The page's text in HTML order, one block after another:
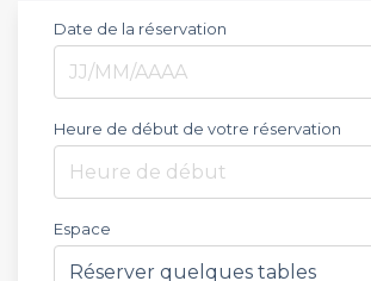
Date de la réservation
Heure de début de votre réservation
Heure de début
Espace